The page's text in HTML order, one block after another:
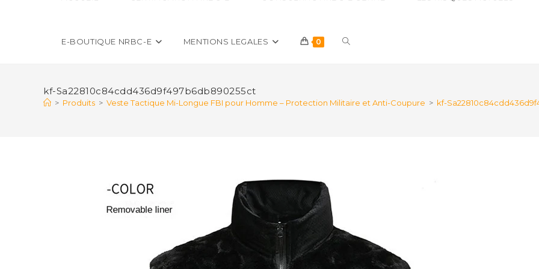
E-BOUTIQUE NRBC-E MENTIONS LEGALES 0 Toggle
kf-Sa22810c84cdd436d9f497b6db890255ct
> Produits > Veste Tactique Mi-Longue FBI pour Homme – Protection Militaire et Anti-Coupure > kf-